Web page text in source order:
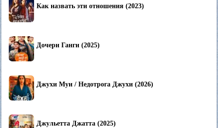
Как назвать эти отношения (2023)
Дочери Ганги (2025)
Джухи Муи / Недотрога Джухи (2026)
Джульетта Джатта (2025)